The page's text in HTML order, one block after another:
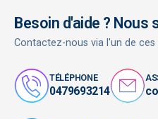
Besoin d'aide ? Nous
Contactez-nous via l'un de
TÉLÉPHONE
0479693214